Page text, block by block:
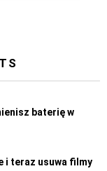
baterię w
i teraz usuwa filmy